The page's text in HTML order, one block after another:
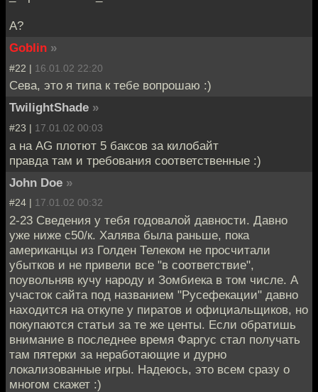
А?
Goblin »
#22 | 16.01.02 22:20
Сева, это я типа к тебе вопрошаю :)
TwilightShade »
#23 | 17.01.02 00:03
а на AG плотют 5 баксов за килобайт
правда там и требования соответственные :)
John Doe »
#24 | 17.01.02 00:32
2-23 Сведения у тебя годовалой давности. Давно
уже ниже c50/к. Халява была раньше, пока
американцы из Голден Телеком не просчитали
убытков и не привели все "в соответствие",
поувольняв кучу народу и Зомбиека в том числе. А
участок сайта под названием "Русефекации" давно
находится на откупе у пиратов и официальщиков, но
покупаются статьи за те же центы. Если обратишь
внимание в последнее время Фаргус стал получать
там пятерки за неработающие и дурно
локализованные игры. Надеюсь, это всем сразу о
многом скажет :)